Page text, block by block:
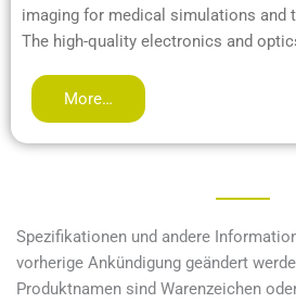
imaging for medical simulations and
The high-quality electronics and
More…
Spezifikationen und andere
vorherige Ankündigung geändert
Produktnamen sind Warenzeichen